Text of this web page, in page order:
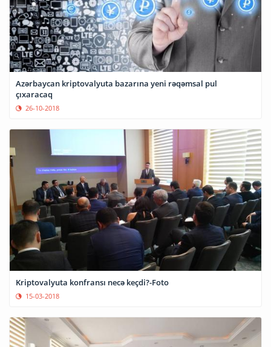
Azərbaycan kriptovalyuta bazarına yeni rəqəmsal pul
çıxaracaq
26-10-2018
Kriptovalyuta konfransı necə keçdi?-Foto
15-03-2018